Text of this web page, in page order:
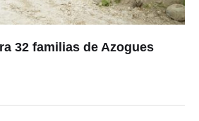
32 familias de Azogues